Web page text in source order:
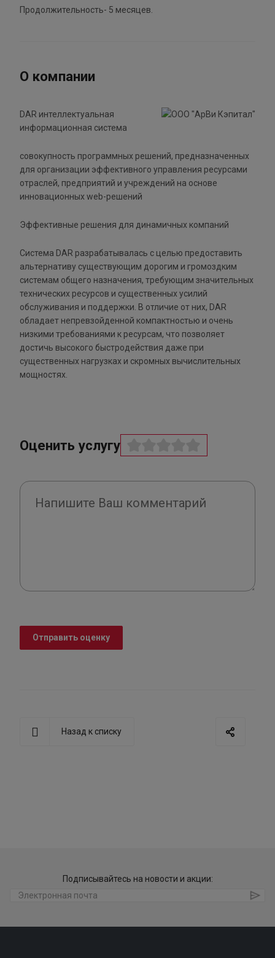
Продолжительность- 5 месяцев.
О компании
DAR интеллектуальная
информационная система
совокупность программных решений, предназначенных
для организации эффективного управления ресурсами
отраслей, предприятий и учреждений на основе
инновационных web-решений
Эффективные решения для динамичных компаний
Система DAR разрабатывалась с целью предоставить
альтернативу существующим дорогим и громоздким
системам общего назначения, требующим значительных
технических ресурсов и существенных усилий
обслуживания и поддержки. В отличие от них, DAR
обладает непревзойденной компактностью и очень
низкими требованиями к ресурсам, что позволяет
достичь высокого быстродействия даже при
существенных нагрузках и скромных вычислительных
мощностях.
Оценить услугу
Отправить оценку
Назад к списку
Подписывайтесь на новости и акции: